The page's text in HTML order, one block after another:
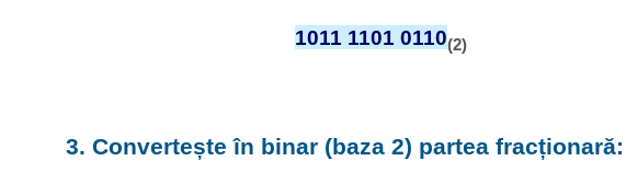
1011 1101 0110(2)
3. Convertește în binar (baza 2) partea fracționară: